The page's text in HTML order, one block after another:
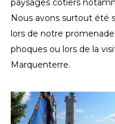
paysages côtiers
Nous avons surtout été
lors de notre
phoques ou lors de la
Marquenterre.